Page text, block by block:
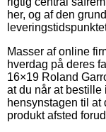
her, og af den
Masser af online
hverdag på deres
16×19 Roland
at du når at bestille
hensynstagen til at
produkt afsted